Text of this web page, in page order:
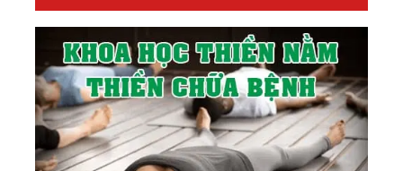
(1982)
68.
Kim Thân Cha Giảng Về “Phá Mê Phá Chấp”
(1982)
69.Huấn Từ Của Kim Thân Cha Dịp Tết Quý Hợi
Tại Thiền Đường (1983)